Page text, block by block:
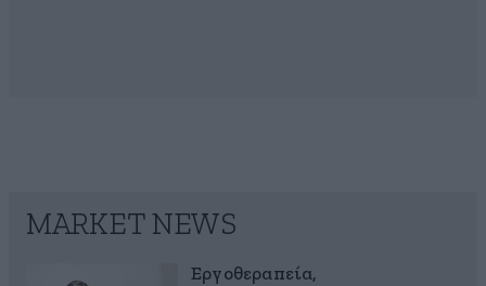
MARKET NEWS
Εργοθεραπεία,